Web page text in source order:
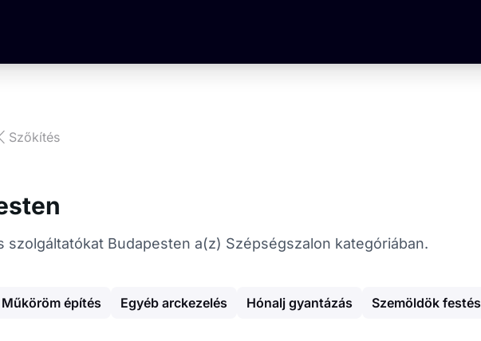
Szőkítés
szolgáltatókat Budapesten a(z) Szépségszalon kategóriában.
Műköröm építés Egyéb arckezelés Hónalj gyantázás Szemöldök festés